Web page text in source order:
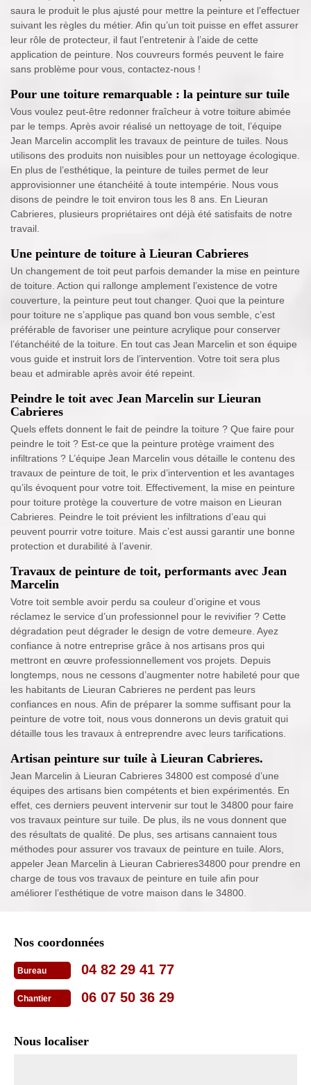
saura le produit le plus ajusté pour mettre la peinture et l’effectuer
suivant les règles du métier. Afin qu’un toit puisse en effet assurer
leur rôle de protecteur, il faut l’entretenir à l’aide de cette
application de peinture. Nos couvreurs formés peuvent le faire
sans problème pour vous, contactez-nous !
Pour une toiture remarquable : la peinture sur tuile
Vous voulez peut-être redonner fraîcheur à votre toiture abimée
par le temps. Après avoir réalisé un nettoyage de toit, l’équipe
Jean Marcelin accomplit les travaux de peinture de tuiles. Nous
utilisons des produits non nuisibles pour un nettoyage écologique.
En plus de l’esthétique, la peinture de tuiles permet de leur
approvisionner une étanchéité à toute intempérie. Nous vous
disons de peindre le toit environ tous les 8 ans. En Lieuran
Cabrieres, plusieurs propriétaires ont déjà été satisfaits de notre
travail.
Une peinture de toiture à Lieuran Cabrieres
Un changement de toit peut parfois demander la mise en peinture
de toiture. Action qui rallonge amplement l’existence de votre
couverture, la peinture peut tout changer. Quoi que la peinture
pour toiture ne s’applique pas quand bon vous semble, c’est
préférable de favoriser une peinture acrylique pour conserver
l’étanchéité de la toiture. En tout cas Jean Marcelin et son équipe
vous guide et instruit lors de l’intervention. Votre toit sera plus
beau et admirable après avoir été repeint.
Peindre le toit avec Jean Marcelin sur Lieuran
Cabrieres
Quels effets donnent le fait de peindre la toiture ? Que faire pour
peindre le toit ? Est-ce que la peinture protège vraiment des
infiltrations ? L’équipe Jean Marcelin vous détaille le contenu des
travaux de peinture de toit, le prix d’intervention et les avantages
qu’ils évoquent pour votre toit. Effectivement, la mise en peinture
pour toiture protège la couverture de votre maison en Lieuran
Cabrieres. Peindre le toit prévient les infiltrations d’eau qui
peuvent pourrir votre toiture. Mais c’est aussi garantir une bonne
protection et durabilité à l’avenir.
Travaux de peinture de toit, performants avec Jean
Marcelin
Votre toit semble avoir perdu sa couleur d’origine et vous
réclamez le service d’un professionnel pour le revivifier ? Cette
dégradation peut dégrader le design de votre demeure. Ayez
confiance à notre entreprise grâce à nos artisans pros qui
mettront en œuvre professionnellement vos projets. Depuis
longtemps, nous ne cessons d’augmenter notre habileté pour que
les habitants de Lieuran Cabrieres ne perdent pas leurs
confiances en nous. Afin de préparer la somme suffisant pour la
peinture de votre toit, nous vous donnerons un devis gratuit qui
détaille tous les travaux à entreprendre avec leurs tarifications.
Artisan peinture sur tuile à Lieuran Cabrieres.
Jean Marcelin à Lieuran Cabrieres 34800 est composé d’une
équipes des artisans bien compétents et bien expérimentés. En
effet, ces derniers peuvent intervenir sur tout le 34800 pour faire
vos travaux peinture sur tuile. De plus, ils ne vous donnent que
des résultats de qualité. De plus, ses artisans cannaient tous
méthodes pour assurer vos travaux de peinture en tuile. Alors,
appeler Jean Marcelin à Lieuran Cabrieres34800 pour prendre en
charge de tous vos travaux de peinture en tuile afin pour
améliorer l’esthétique de votre maison dans le 34800.
Nos coordonnées
Bureau 04 82 29 41 77
Chantier 06 07 50 36 29
Nous localiser